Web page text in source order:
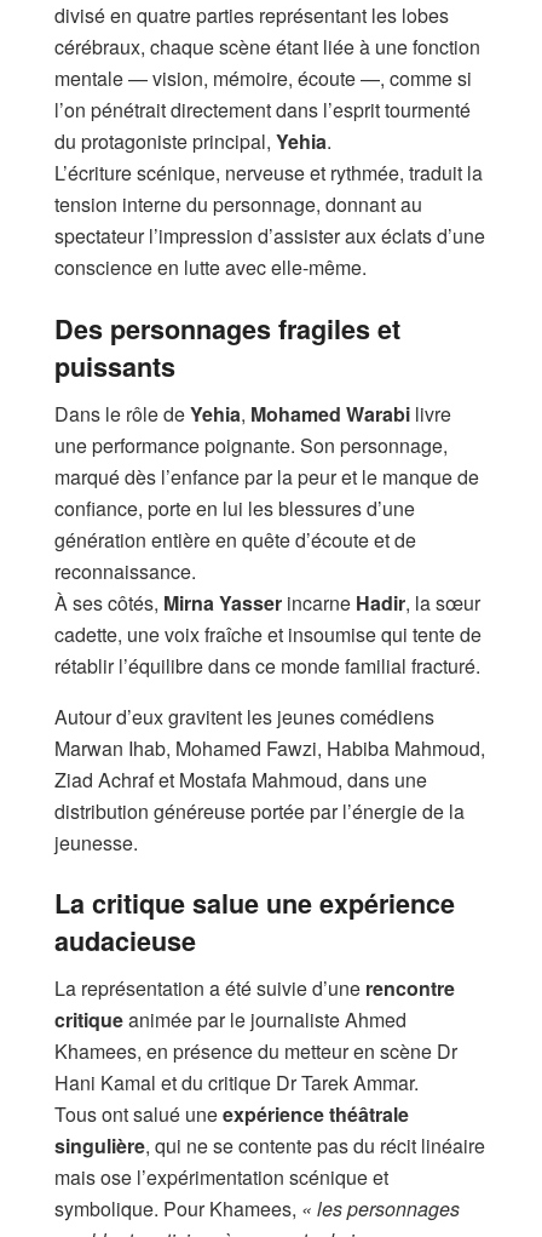
divisé en quatre parties représentant les lobes
cérébraux, chaque scène étant liée à une fonction
mentale — vision, mémoire, écoute —, comme si
l’on pénétrait directement dans l’esprit tourmenté
du protagoniste principal, Yehia.
L’écriture scénique, nerveuse et rythmée, traduit la
tension interne du personnage, donnant au
spectateur l’impression d’assister aux éclats d’une
conscience en lutte avec elle-même.
Des personnages fragiles et
puissants
Dans le rôle deYehia, Mohamed Warabi livre
une performance poignante. Son personnage,
marqué dès l’enfance par la peur et le manque de
confiance, porte en lui les blessures d’une
génération entière en quête d’écoute et de
reconnaissance.
À ses côtés, Mirna Yasser incarne Hadir, la sœur
cadette, une voix fraîche et insoumise qui tente de
rétablir l’équilibre dans ce monde familial fracturé.
Autour d’eux gravitent les jeunes comédiens
Marwan Ihab, Mohamed Fawzi, Habiba Mahmoud,
Ziad Achraf et Mostafa Mahmoud, dans une
distribution généreuse portée par l’énergie de la
jeunesse.
La critique salue une expérience
audacieuse
La représentation a été suivie d’une rencontre
critiqueanimée par le journaliste Ahmed
Khamees, en présence du metteur en scène Dr
Hani Kamal et du critique Dr Tarek Ammar.
Tous ont salué uneexpérience théâtrale
singulière, qui ne se contente pas du récit linéaire
mais ose l’expérimentation scénique et
symbolique. Pour Khamees, « les personnages